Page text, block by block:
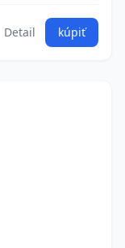
Detail kúpiť